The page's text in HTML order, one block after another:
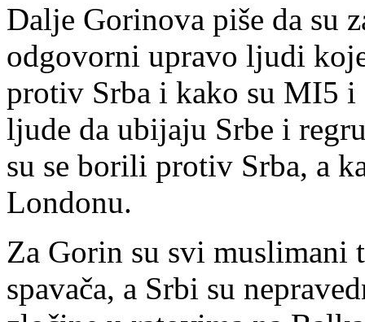
Dalje Gorinova piše da su
odgovorni upravo ljudi
protiv Srba i kako su MI5
ljude da ubijaju Srbe i
su se borili protiv Srba, a
Londonu.
Za Gorin su svi
spavača, a Srbi su